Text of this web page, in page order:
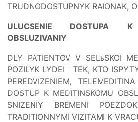
TRUDNODOSTUPNYK RAIONAK,
ULUCSENIE DOSTUPA K
OBSLUZIVANIY
DLY PATIENTOV V SELьSKOI
POZILYK LYDEI I TEK, KTO
PEREDVIZENIEM,
DOSTUP K MEDITINSKOMU
SNIZENIY BREMENI
TRADITIONNYMI VIZITAMI K